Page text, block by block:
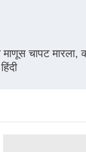
चापट मारला,